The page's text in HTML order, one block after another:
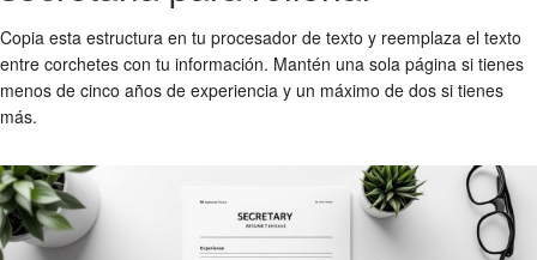
Copia esta estructura en tu procesador de texto y reemplaza el texto
entre corchetes con tu información. Mantén una sola página si tienes
menos de cinco años de experiencia y un máximo de dos si tienes
más.